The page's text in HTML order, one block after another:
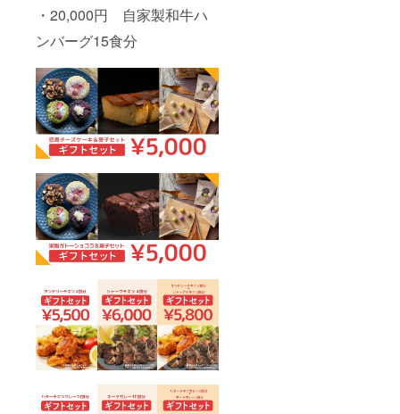
・20,000円 自家製和牛ハ
ンバーグ15食分